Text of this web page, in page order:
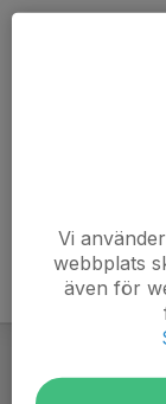
Vi
webbplats
även för